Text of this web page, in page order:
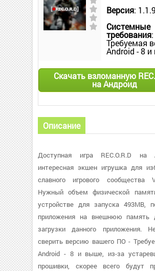
Версия: 1.1.9
Системные
требования:
Требуемая
Android - 8
Скачать взломанную
на Андроид
Описание
Доступная игра REC.O.R.D
интересная экшен игрушка для
славного игрового сообщества
Нужный объем физической
устройстве для запуска 493MB,
приложения на внешнюю память
загрузки данного приложения.
сверить версию вашего ПО -
Android - 8 и выше, из-за
прошивки, скорее всего будут